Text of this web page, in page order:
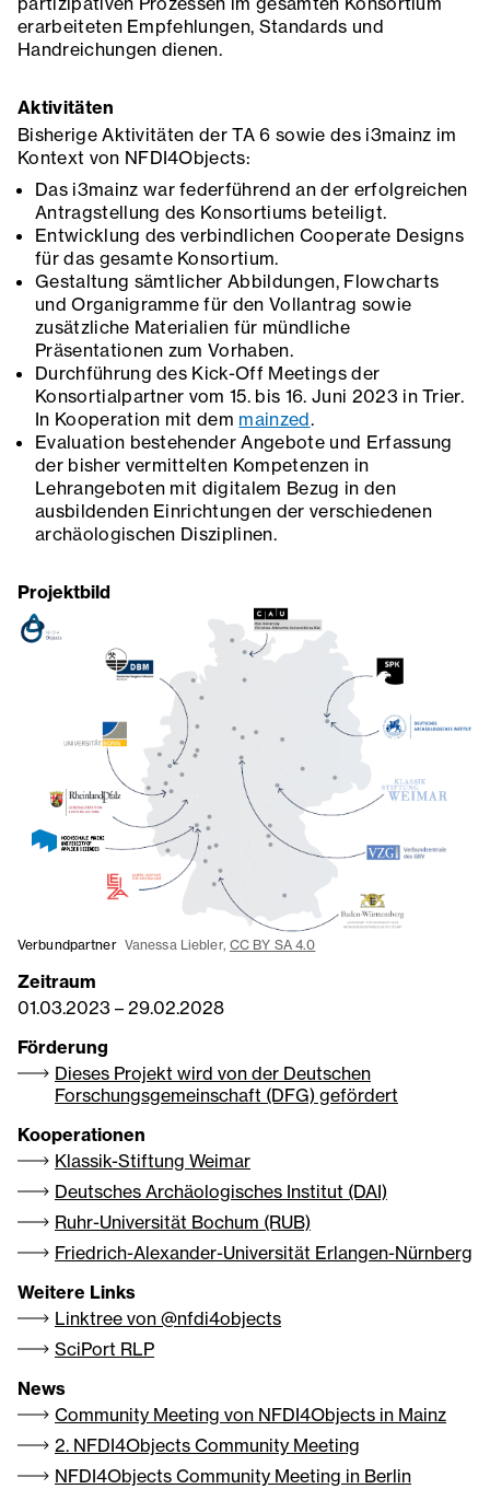
erarbeiteten Empfehlungen, Standards und
Handreichungen dienen.
Aktivitäten
Bisherige Aktivitäten der TA 6 sowie des i3mainz im
Kontext von NFDI4Objects:
Das i3mainz war federführend an der erfolgreichen
Antragstellung des Konsortiums beteiligt.
Entwicklung des verbindlichen Cooperate Designs
für das gesamte Konsortium.
Gestaltung sämtlicher Abbildungen, Flowcharts
und Organigramme für den Vollantrag sowie
zusätzliche Materialien für mündliche
Präsentationen zum Vorhaben.
Durchführung des Kick-Off Meetings der
Konsortialpartner vom 15. bis 16. Juni 2023 in Trier.
In Kooperation mit dem mainzed.
Evaluation bestehender Angebote und Erfassung
der bisher vermittelten Kompetenzen in
Lehrangeboten mit digitalem Bezug in den
ausbildenden Einrichtungen der verschiedenen
archäologischen Disziplinen.
Projektbild
Verbundpartner Vanessa Liebler, CC BY SA 4.0
Zeitraum
01.03.2023 – 29.02.2028
Förderung
Dieses Projekt wird von der Deutschen
Forschungsgemeinschaft (DFG) gefördert
Kooperationen
Klassik-Stiftung Weimar
Deutsches Archäologisches Institut (DAI)
Ruhr-Universität Bochum (RUB)
Friedrich-Alexander-Universität Erlangen-Nürnberg
Weitere Links
Linktree von @nfdi4objects
SciPort RLP
News
Community Meeting von NFDI4Objects in Mainz
2. NFDI4Objects Community Meeting
NFDI4Objects Community Meeting in Berlin